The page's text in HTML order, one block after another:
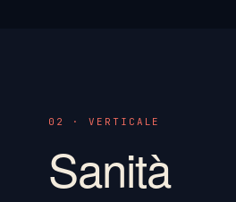
02 · VERTICALE
Sanità